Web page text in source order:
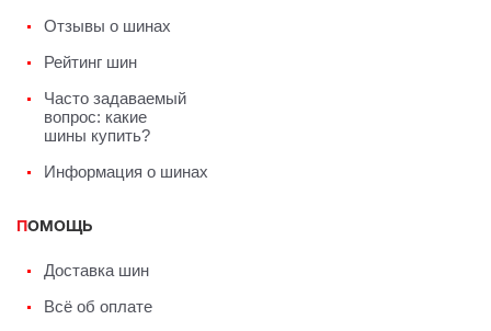
Отзывы о шинах
Рейтинг шин
Часто задаваемый
вопрос: какие
шины купить?
Информация о шинах
ПОМОЩЬ
Доставка шин
Всё об оплате